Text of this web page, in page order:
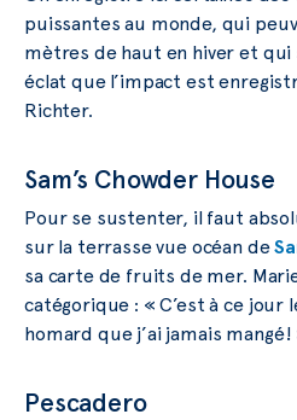
puissantes au monde, qui
mètres de haut en hiver et
éclat que l’impact est
Richter.
Sam’s Chowder House
Pour se sustenter, il faut
sur la terrasse vue océan de
sa carte de fruits de mer.
catégorique : « C’est à ce jour
homard que j’ai jamais mangé!
Pescadero